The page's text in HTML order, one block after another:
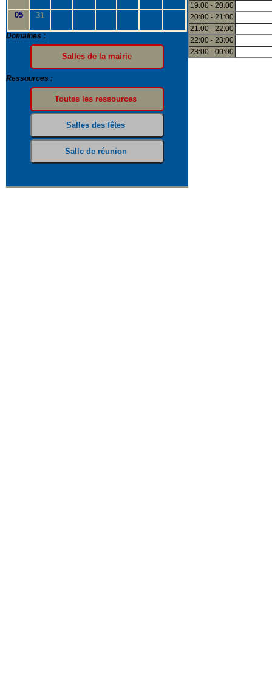
05 31
Domaines :
Ressources :
19:00 - 20:00
20:00 - 21:00
21:00 - 22:00
22:00 - 23:00
23:00 - 00:00